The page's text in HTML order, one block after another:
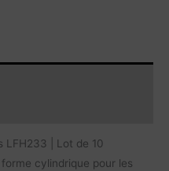
LFH233 | Lot de 10
cylindrique pour les